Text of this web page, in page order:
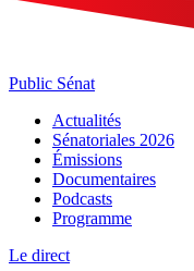
Public Sénat
Actualités
Sénatoriales 2026
Émissions
Documentaires
Podcasts
Programme
Le direct